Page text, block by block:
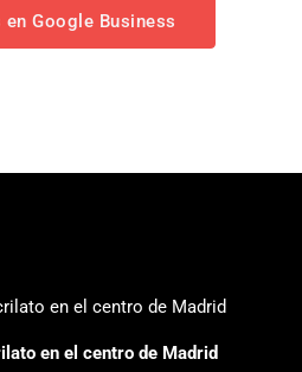
Google Business
en el centro de Madrid